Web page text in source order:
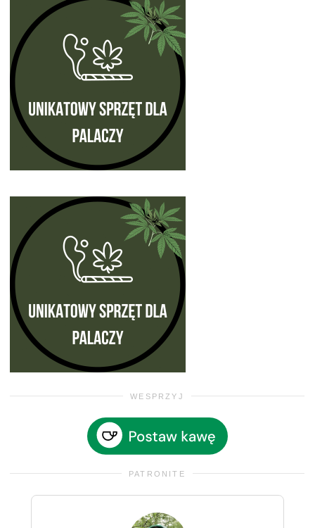
WESPRZYJ
PATRONITE